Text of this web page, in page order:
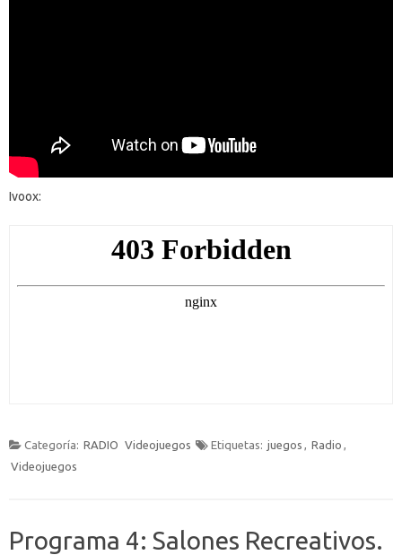
Ivoox:
Categoría: RADIO Videojuegos Etiquetas: juegos , Radio ,
Videojuegos
Programa 4: Salones Recreativos.